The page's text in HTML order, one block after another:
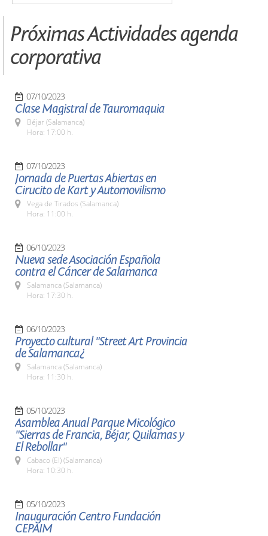
Próximas Actividades agenda
corporativa
07/10/2023
Clase Magistral de Tauromaquia
Béjar (Salamanca)
Hora: 17:00 h.
07/10/2023
Jornada de Puertas Abiertas en
Cirucito de Kart y Automovilismo
Vega de Tirados (Salamanca)
Hora: 11:00 h.
06/10/2023
Nueva sede Asociación Española
contra el Cáncer de Salamanca
Salamanca (Salamanca)
Hora: 17:30 h.
06/10/2023
Proyecto cultural "Street Art Provincia
de Salamanca¿
Salamanca (Salamanca)
Hora: 11:30 h.
05/10/2023
Asamblea Anual Parque Micológico
"Sierras de Francia, Béjar, Quilamas y
El Rebollar"
Cabaco (El) (Salamanca)
Hora: 10:30 h.
05/10/2023
Inauguración Centro Fundación
CEPAIM